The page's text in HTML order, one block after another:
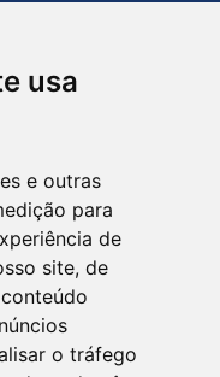
usa
e outras
para
de
site, de
o tráfego
(manhã);
- CEP: 95340-